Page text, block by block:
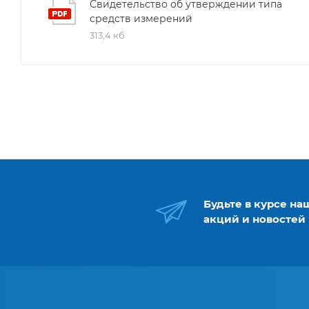
Свидетельство об утверждении типа
средств измерений
313,4 кб
Будьте в курсе
акций и новостей